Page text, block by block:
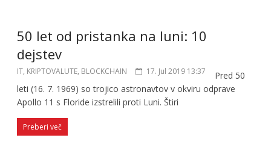
50 let od pristanka na luni: 10
dejstev
IT, KRIPTOVALUTE, BLOCKCHAIN 17. Jul 2019 13:37
Pred 50
leti (16. 7. 1969) so trojico astronavtov v okviru odprave
Apollo 11 s Floride izstrelili proti Luni. Štiri
Preberi več